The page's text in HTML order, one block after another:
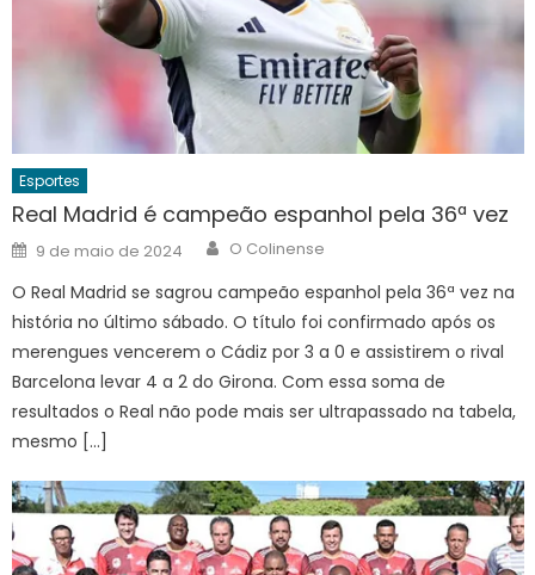
Esportes
Real Madrid é campeão espanhol pela 36ª vez
Posted
on
9 de maio de 2024 Author
O Colinense
O Real Madrid se sagrou campeão espanhol pela 36ª vez na
história no último sábado. O título foi confirmado após os
merengues vencerem o Cádiz por 3 a 0 e assistirem o rival
Barcelona levar 4 a 2 do Girona. Com essa soma de
resultados o Real não pode mais ser ultrapassado na tabela,
mesmo […]